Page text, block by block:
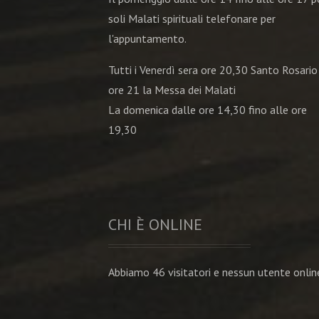
soli Malati spirituali telefonare per
l'appuntamento.
Tutti i Venerdì sera ore 20,30 Santo Rosario
ore 21 la Messa dei Malati
La domenica dalle ore 14,30 fino alle ore
19,30
CHI È ONLINE
Abbiamo 46 visitatori e nessun utente